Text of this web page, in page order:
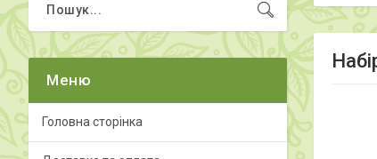
Головна сторінка